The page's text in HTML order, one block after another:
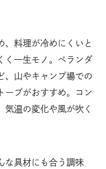
、料理が冷めにくいと
く一生モノ。ベランダ
、山やキャンプ場での
ーブがおすすめ。コン
温の変化や風が吹く
な具材にも合う調味